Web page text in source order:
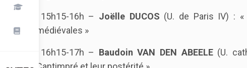
15h15-16h – Joëlle DUCOS (U. de Paris IV) : «
médiévales »
16h15-17h – Baudoin VAN DEN ABEELE (U.